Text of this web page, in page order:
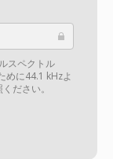
スペクトル
めに44.1 kHzよ
ださい。